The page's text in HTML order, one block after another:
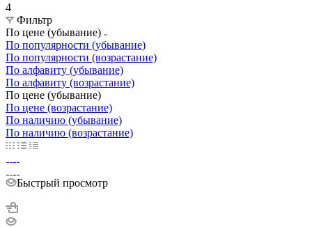
4
Фильтр
По цене (убывание)
По популярности (убывание)
По популярности (возрастание)
По алфавиту (убывание)
По алфавиту (возрастание)
По цене (убывание)
По цене (возрастание)
По наличию (убывание)
По наличию (возрастание)
Быстрый просмотр